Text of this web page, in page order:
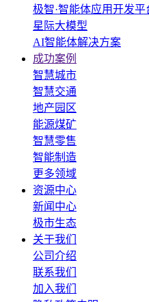
极智·智能体应用开发平
星际大模型
AI智能体解决方案
成功案例
智慧城市
智慧交通
地产园区
能源煤矿
智慧零售
智能制造
更多领域
资源中心
新闻中心
极市生态
关于我们
公司介绍
联系我们
加入我们